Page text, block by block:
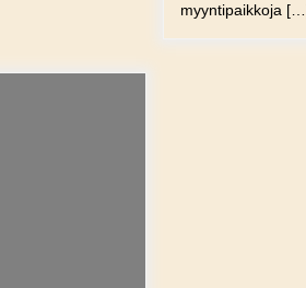
myyntipaikkoja